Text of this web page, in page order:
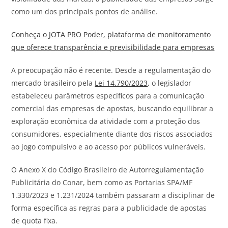
como um dos principais pontos de análise.
Conheça o JOTA PRO Poder, plataforma de monitoramento
que oferece transparência e previsibilidade para empresas
A preocupação não é recente. Desde a regulamentação do
mercado brasileiro pela Lei 14.790/2023, o legislador
estabeleceu parâmetros específicos para a comunicação
comercial das empresas de apostas, buscando equilibrar a
exploração econômica da atividade com a proteção dos
consumidores, especialmente diante dos riscos associados
ao jogo compulsivo e ao acesso por públicos vulneráveis.
O Anexo X do Código Brasileiro de Autorregulamentação
Publicitária do Conar, bem como as Portarias SPA/MF
1.330/2023 e 1.231/2024 também passaram a disciplinar de
forma específica as regras para a publicidade de apostas
de quota fixa.